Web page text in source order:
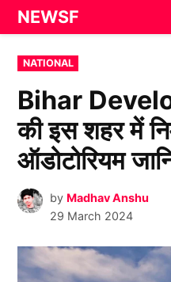
Skip
to
content
NEWSF
POSTED
IN
NATIONAL
Bihar
की इस शहर में
ऑडोटोरियम
by Madhav Anshu
29 March 2024